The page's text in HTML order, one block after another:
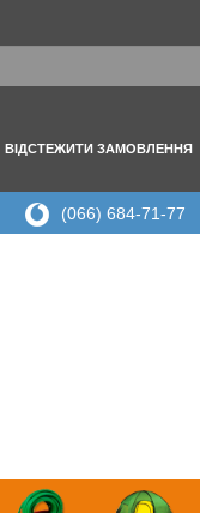
ВІДСТЕЖИТИ ЗАМОВЛЕННЯ
(066) 684-71-77